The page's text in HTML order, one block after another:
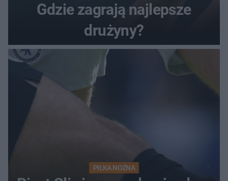
Gdzie zagrają najlepsze
drużyny?
PIŁKA NOŻNA